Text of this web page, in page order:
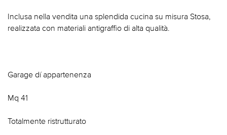
Inclusa nella vendita una splendida cucina su misura Stosa,
realizzata con materiali antigraffio di alta qualità.
Garage dí appartenenza
Mq 41
Totalmente ristrutturato